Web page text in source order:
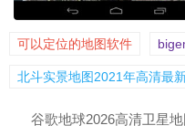
可以定位的地图软件
北斗实景地图2021年高清最
谷歌地球2026高清卫星